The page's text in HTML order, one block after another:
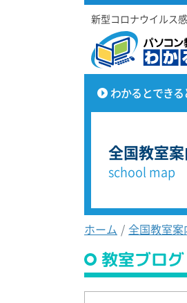
新型コロナウイルス
わかるとでき
全国教室
school map
ホーム 全国教室案
教室ブログ